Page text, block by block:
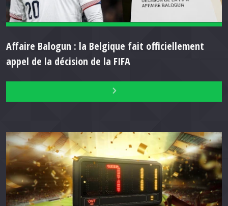
Affaire Balogun : la Belgique fait officiellement
appel de la décision de la FIFA